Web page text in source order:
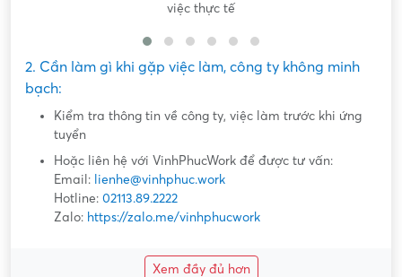
việc thực tế
2. Cần làm gì khi gặp việc làm, công ty không minh
bạch:
Kiểm tra thông tin về công ty, việc làm trước khi ứng
tuyển
Hoặc liên hệ với VinhPhucWork để được tư vấn:
Email: lienhe@vinhphuc.work
Hotline: 02113.89.2222
Zalo: https://zalo.me/vinhphucwork
Xem đầy đủ hơn